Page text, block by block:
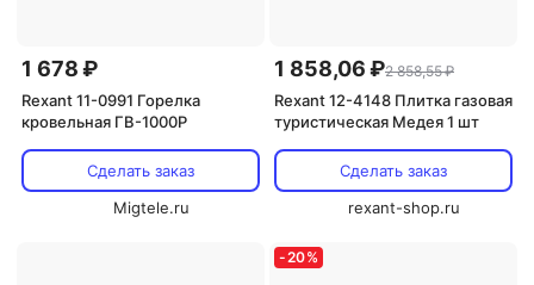
1 678 ₽
Rexant 11-0991 Горелка
кровельная ГВ-1000Р
Сделать заказ
Migtele.ru
1 858,06 ₽2 858,55 ₽
Rexant 12-4148 Плитка газовая
туристическая Медея 1 шт
Сделать заказ
rexant-shop.ru
-20%